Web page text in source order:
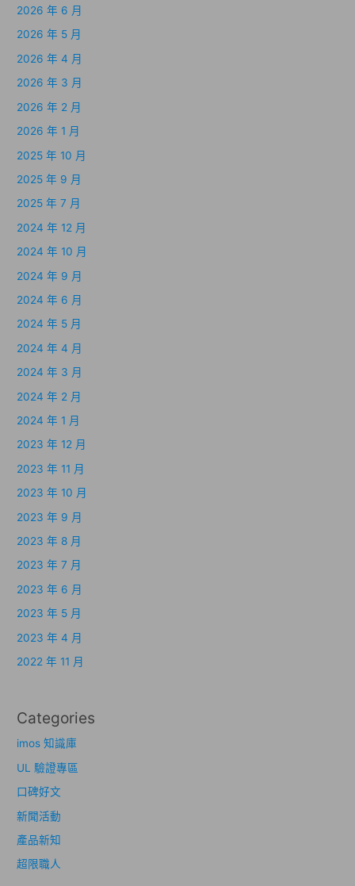
2026 年 6 月
2026 年 5 月
2026 年 4 月
2026 年 3 月
2026 年 2 月
2026 年 1 月
2025 年 10 月
2025 年 9 月
2025 年 7 月
2024 年 12 月
2024 年 10 月
2024 年 9 月
2024 年 6 月
2024 年 5 月
2024 年 4 月
2024 年 3 月
2024 年 2 月
2024 年 1 月
2023 年 12 月
2023 年 11 月
2023 年 10 月
2023 年 9 月
2023 年 8 月
2023 年 7 月
2023 年 6 月
2023 年 5 月
2023 年 4 月
2022 年 11 月
Categories
imos 知識庫
UL 驗證專區
口碑好文
新聞活動
產品新知
超限職人